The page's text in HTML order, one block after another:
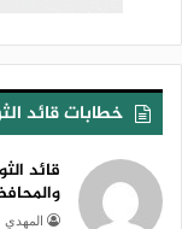
خطابات قائد
قائد
المهدي